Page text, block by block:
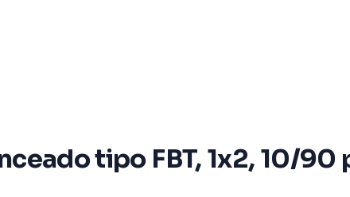
tipo FBT, 1x2, 10/90